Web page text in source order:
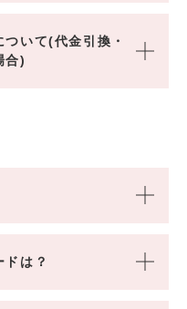
いて(代金引換・
合)
は？